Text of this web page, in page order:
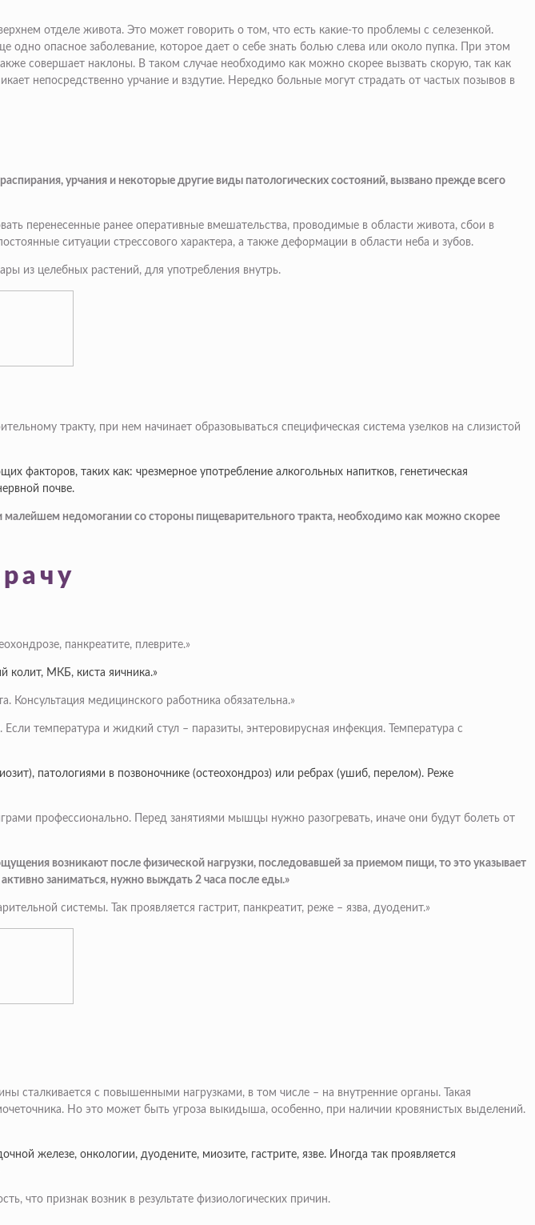
отделе живота. Это может говорить о том, что есть какие-то проблемы с селезенкой.
одно опасное заболевание, которое дает о себе знать болью слева или около пупка. При этом
совершает наклоны. В таком случае необходимо как можно скорее вызвать скорую, так как
непосредственно урчание и вздутие. Нередко больные могут страдать от частых позывов в
урчания и некоторые другие виды патологических состояний, вызвано прежде всего
перенесенные ранее оперативные вмешательства, проводимые в области живота, сбои в
ситуации стрессового характера, а также деформации в области неба и зубов.
из целебных растений, для употребления внутрь.
тракту, при нем начинает образовываться специфическая система узелков на слизистой
факторов, таких как: чрезмерное употребление алкогольных напитков, генетическая
почве.
недомогании со стороны пищеварительного тракта, необходимо как можно скорее
панкреатите, плеврите.»
колит, МКБ, киста яичника.»
медицинского работника обязательна.»
температура и жидкий стул – паразиты, энтеровирусная инфекция. Температура с
патологиями в позвоночнике (остеохондроз) или ребрах (ушиб, перелом). Реже
профессионально. Перед занятиями мышцы нужно разогревать, иначе они будут болеть от
возникают после физической нагрузки, последовавшей за приемом пищи, то это указывает
заниматься, нужно выждать 2 часа после еды.»
системы. Так проявляется гастрит, панкреатит, реже – язва, дуоденит.»
с повышенными нагрузками, в том числе – на внутренние органы. Такая
Но это может быть угроза выкидыша, особенно, при наличии кровянистых выделений.
железе, онкологии, дуодените, миозите, гастрите, язве. Иногда так проявляется
что признак возник в результате физиологических причин.